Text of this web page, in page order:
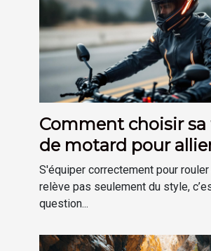
Comment choisir
de motard pour
sécurité et confort ?
S'équiper correctement pour
relève pas seulement du style,
question...